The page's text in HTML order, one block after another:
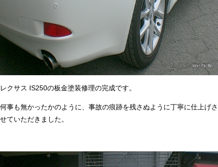
レクサス IS250の板金塗装修理の完成です。
何事も無かったかのように、事故の痕跡を残さぬように丁寧に仕上げさ
せていただきました。